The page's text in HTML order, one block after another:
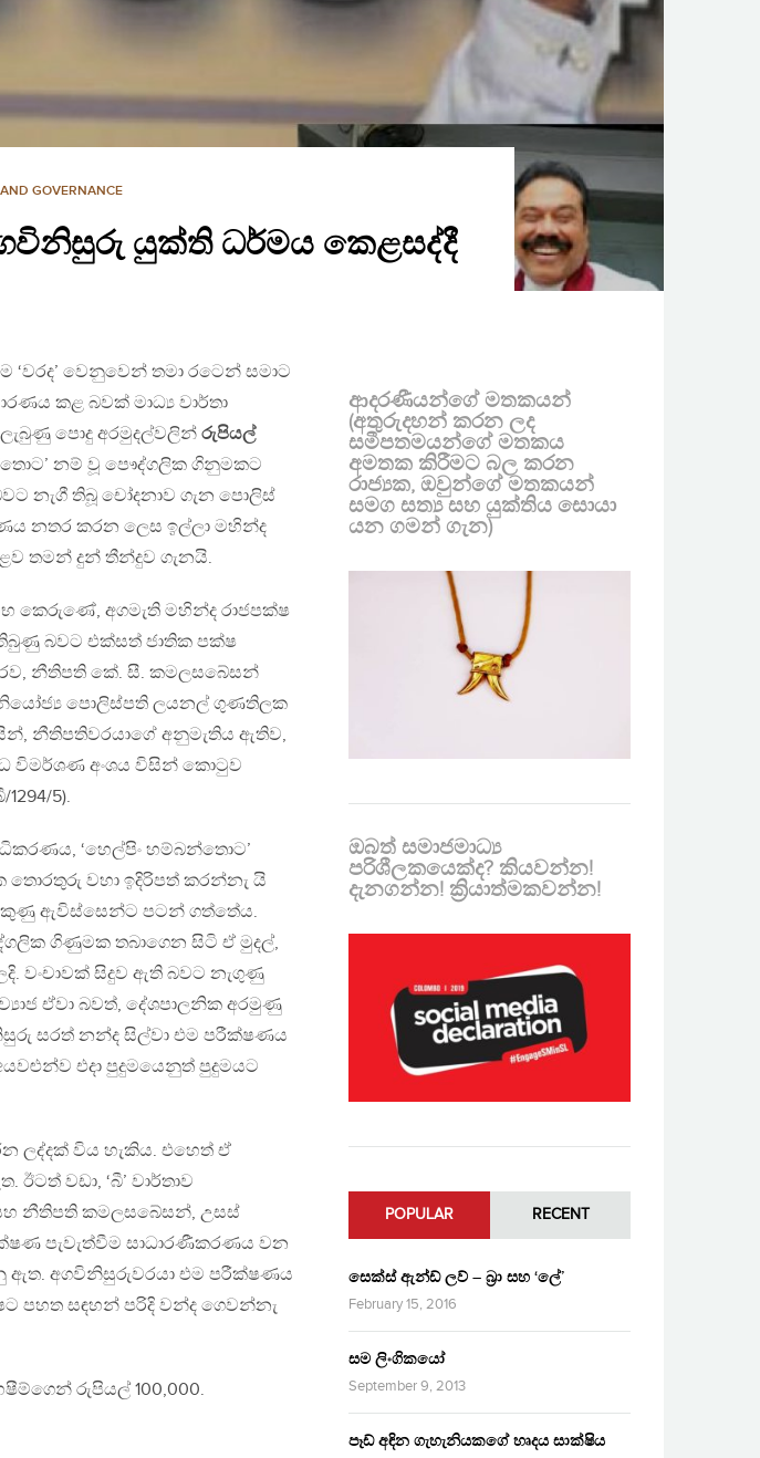
GOVERNANCE
යුක්ති ධර්මය කෙළසද්දී
වෙනුවෙන් තමා රටෙන් සමාට
කළ බවක් මාධ්‍ය වාර්තා
පොදු අරමුදල්වලින් රුපියල්
නම් වූ පෞද්ගලික ගිනුමකට
නැගී තිබූ චෝදනාව ගැන පොලිස්
නතර කරන ලෙස ඉල්ලා මහින්ද
තමන් දුන් තීන්දුව ගැනයි.
කෙරුණේ, අගමැති මහින්ද රාජපක්ෂ
බවට එක්සත් ජාතික පක්ෂ
නීතිපති කේ. සී. කමලසබේසන්
පොලිස්පති ලයනල් ගුණතිලක
නීතිපතිවරයාගේ අනුමැතිය ඇතිව,
විමර්ශණ අංශය විසින් කොටුව
5).
‘හෙල්පිං හම්බන්තොට’
තොරතුරු වහා ඉදිරිපත් කරන්නැ යි
කුණු ඇවිස්සෙන්ට පටන් ගත්තේය.
ගිණුමක තබාගෙන සිටි ඒ මුදල්,
වංචාවක් සිදුව ඇති බවට නැගුණු
ඒවා බවත්, දේශපාලනික අරමුණු
සරත් නන්ද සිල්වා එම පරීක්ෂණය
එදා පුදුමයෙනුත් පුදුමයට
ලද්දක් විය හැකිය. එහෙත් ඒ
වඩා, ‘බී’ වාර්තාව
නීතිපති කමලසබේසන්, උසස්
පැවැත්වීම සාධාරණීකරණය වන
ඇත. අගවිනිසුරුවරයා එම පරීක්ෂණය
පහත සඳහන් පරිදි වන්ද ගෙවන්නැ
රුපියල් 100,000.
ආදරණීයන්ගේ මතකයන්
(අතුරුදහන් කරන ලද
සමීපතමයන්ගේ මතකය
අමතක කිරීමට බල කරන
රාජ්‍යක, ඔවුන්ගේ මතකයන්
සමග සත්‍ය සහ යුක්තිය සොයා
යන ගමන් ගැන)
ඔබත් සමාජමාධ්‍ය
පරිශීලකයෙක්ද? කියවන්න!
දැනගන්න! ක්‍රියාත්මකවන්න!
POPULAR RECENT
සෙක්ස් ඇන්ඩ් ලව් – බ්‍රා සහ ‘ලේ’
February 15, 2016
සම ලිංගිකයෝ
September 9, 2013
පෑඩ් අඳින ගැහැනියකගේ හෘදය සාක්ෂිය